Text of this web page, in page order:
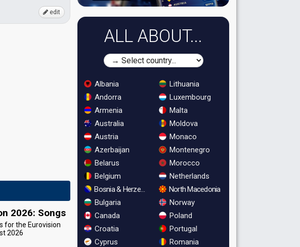
edit
2026: Songs
for the Eurovision
2026
ALL ABOUT...
Albania
Andorra
Armenia
Australia
Austria
Azerbaijan
Belarus
Belgium
Bosnia & Herzegovina
Bulgaria
Canada
Croatia
Cyprus
Lithuania
Luxembourg
Malta
Moldova
Monaco
Montenegro
Morocco
Netherlands
North Macedonia
Norway
Poland
Portugal
Romania